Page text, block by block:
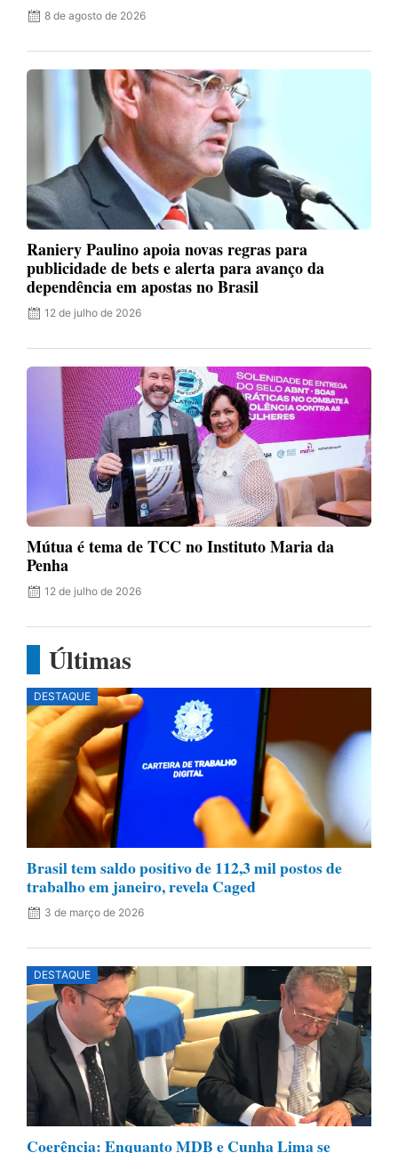
8 de agosto de 2026
Raniery Paulino apoia novas regras para
publicidade de bets e alerta para avanço da
dependência em apostas no Brasil
12 de julho de 2026
Mútua é tema de TCC no Instituto Maria da
Penha
12 de julho de 2026
Últimas
DESTAQUE
Brasil tem saldo positivo de 112,3 mil postos de
trabalho em janeiro, revela Caged
3 de março de 2026
DESTAQUE
Coerência: Enquanto MDB e Cunha Lima se